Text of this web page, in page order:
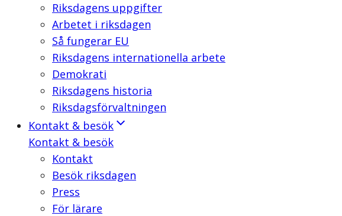
Riksdagens uppgifter
Arbetet i riksdagen
Så fungerar EU
Riksdagens internationella arbete
Demokrati
Riksdagens historia
Riksdagsförvaltningen
Kontakt & besök
Kontakt & besök
Kontakt
Besök riksdagen
Press
För lärare